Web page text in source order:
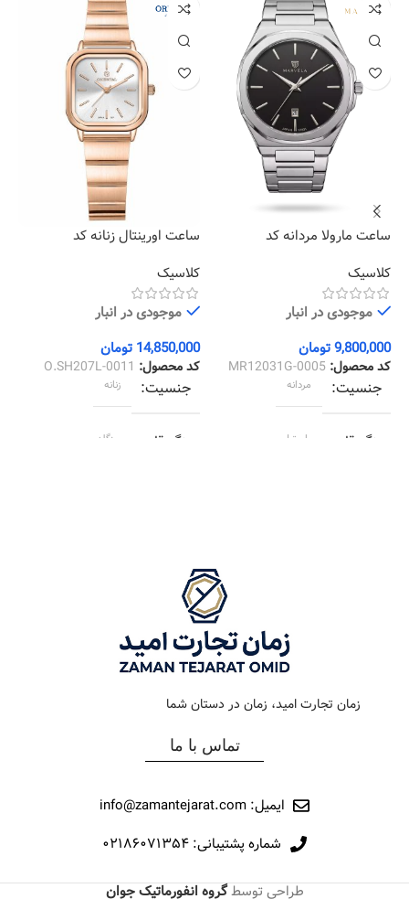
ساعت مارولا مردانه کد
کلاسیک
موجودی در انبار
9,800,000تومان
کد محصول: MR12031G-0005
جنسیت مردانه
رنگ قاب استیل
کلاسیک
رفرانس 12031
ساعت اورینتال زنانه کد
کلاسیک
موجودی در انبار
14,850,000 تومان
کد محصول: O.SH207L-0011
جنسیت زنانه
رنگ قاب رزگلد
جنس بند
نوع ساعت
رفرانس
برند
زمان تجارت امید، زمان در دستان شما
تماس با ما
ایمیل: info@zamantejarat.com
شماره پشتیبانی: ۰۲۱۸۶۰۷۱۳۵۴
طراحی توسطگروه انفورماتیک جوان